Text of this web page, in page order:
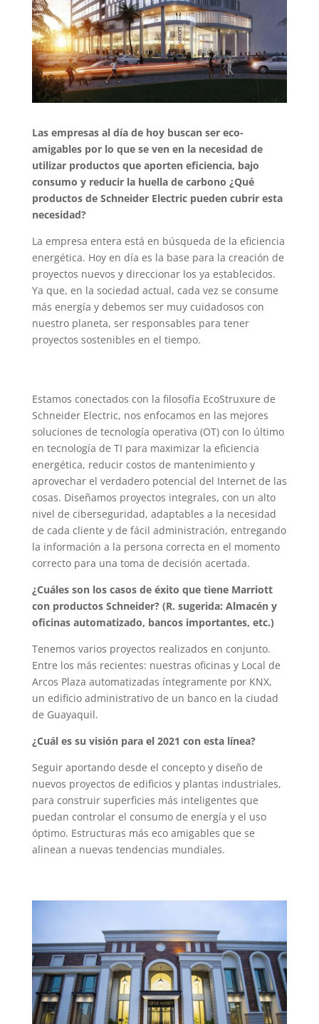
Las empresas al día de hoy buscan ser eco-
amigables por lo que se ven en la necesidad de
utilizar productos que aporten eficiencia, bajo
consumo y reducir la huella de carbono ¿Qué
productos de Schneider Electric pueden cubrir esta
necesidad?
La empresa entera está en búsqueda de la eficiencia
energética. Hoy en día es la base para la creación de
proyectos nuevos y direccionar los ya establecidos.
Ya que, en la sociedad actual, cada vez se consume
más energía y debemos ser muy cuidadosos con
nuestro planeta, ser responsables para tener
proyectos sostenibles en el tiempo.
Estamos conectados con la filosofía EcoStruxure de
Schneider Electric, nos enfocamos en las mejores
soluciones de tecnología operativa (OT) con lo último
en tecnología de TI para maximizar la eficiencia
energética, reducir costos de mantenimiento y
aprovechar el verdadero potencial del Internet de las
cosas. Diseñamos proyectos integrales, con un alto
nivel de ciberseguridad, adaptables a la necesidad
de cada cliente y de fácil administración, entregando
la información a la persona correcta en el momento
correcto para una toma de decisión acertada.
¿Cuáles son los casos de éxito que tiene Marriott
con productos Schneider? (R. sugerida: Almacén y
oficinas automatizado, bancos importantes, etc.)
Tenemos varios proyectos realizados en conjunto.
Entre los más recientes: nuestras oficinas y Local de
Arcos Plaza automatizadas íntegramente por KNX,
un edificio administrativo de un banco en la ciudad
de Guayaquil.
¿Cuál es su visión para el 2021 con esta línea?
Seguir aportando desde el concepto y diseño de
nuevos proyectos de edificios y plantas industriales,
para construir superficies más inteligentes que
puedan controlar el consumo de energía y el uso
óptimo. Estructuras más eco amigables que se
alinean a nuevas tendencias mundiales.